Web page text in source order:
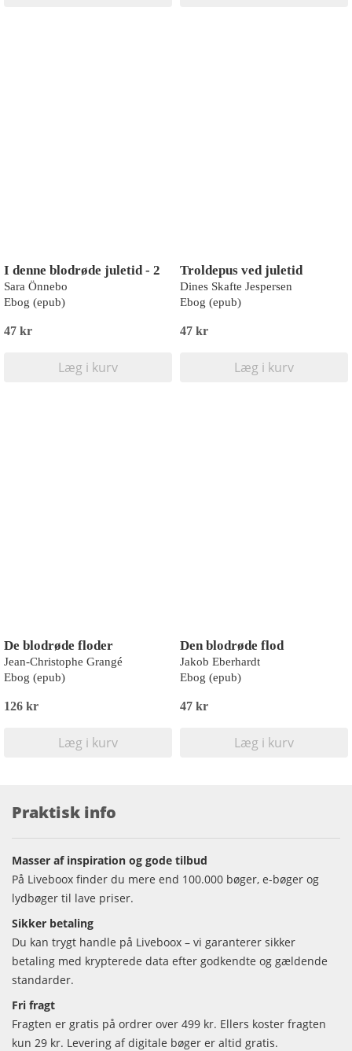
I denne blodrøde juletid - 2
Sara Önnebo
Ebog (epub)
47 kr
Læg i kurv
Troldepus ved juletid
Dines Skafte Jespersen
Ebog (epub)
47 kr
Læg i kurv
De blodrøde floder
Jean-Christophe Grangé
Ebog (epub)
126 kr
Læg i kurv
Den blodrøde flod
Jakob Eberhardt
Ebog (epub)
47 kr
Læg i kurv
Praktisk info
Masser af inspiration og gode tilbud
På Liveboox finder du mere end 100.000 bøger, e-bøger og
lydbøger til lave priser.
Sikker betaling
Du kan trygt handle på Liveboox – vi garanterer sikker
betaling med krypterede data efter godkendte og gældende
standarder.
Fri fragt
Fragten er gratis på ordrer over 499 kr. Ellers koster fragten
kun 29 kr. Levering af digitale bøger er altid gratis.